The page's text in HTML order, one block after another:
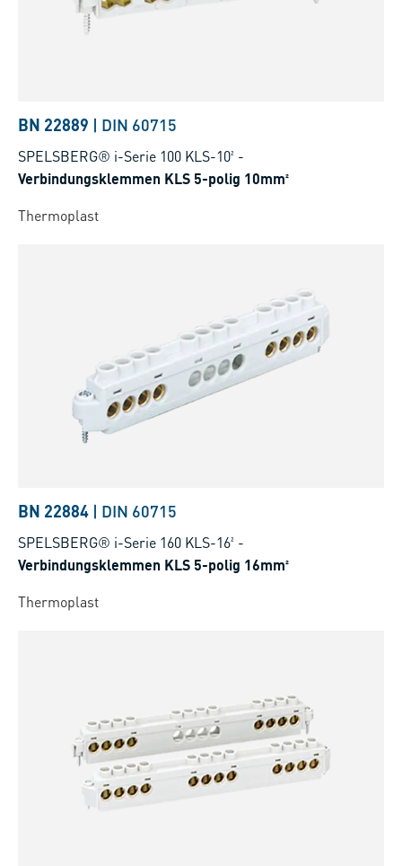
BN 22889 | DIN 60715
SPELSBERG® i-Serie 100 KLS-10² -
Verbindungsklemmen KLS 5-polig 10mm²
Thermoplast
BN 22884 | DIN 60715
SPELSBERG® i-Serie 160 KLS-16² -
Verbindungsklemmen KLS 5-polig 16mm²
Thermoplast